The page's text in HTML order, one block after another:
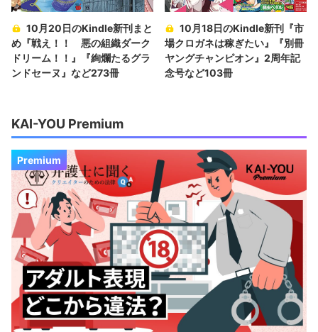
10月20日のKindle新刊まと
め『戦え！！ 悪の組織ダーク
ドリーム！！』『絢爛たるグラ
ンドセーヌ』など273冊
10月18日のKindle新刊『市
場クロガネは稼ぎたい』『別冊
ヤングチャンピオン』2周年記
念号など103冊
KAI-YOU Premium
Premium